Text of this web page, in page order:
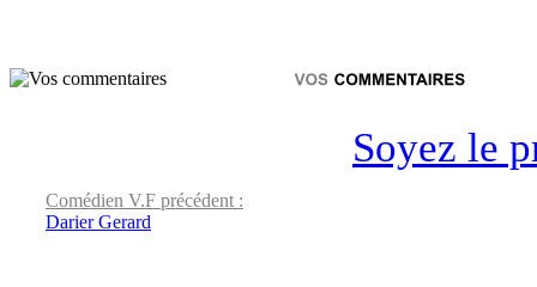
Soyez le
Comédien V.F précédent :
Darier Gerard